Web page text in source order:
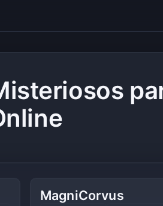
MagniCorvus